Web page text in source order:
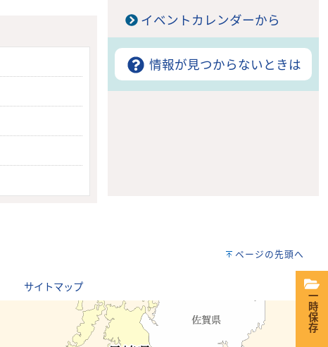
イベントカレンダーから
情報が見つからないときは
ページの先頭へ
サイトマップ
一時保存